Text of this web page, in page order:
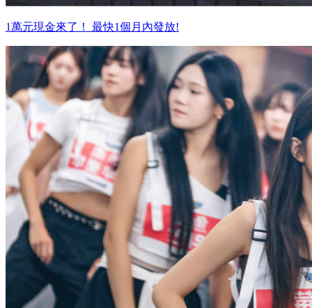
1萬元現金來了！ 最快1個月內發放!